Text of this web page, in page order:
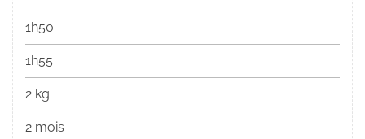
1h50
1h55
2 kg
2 mois